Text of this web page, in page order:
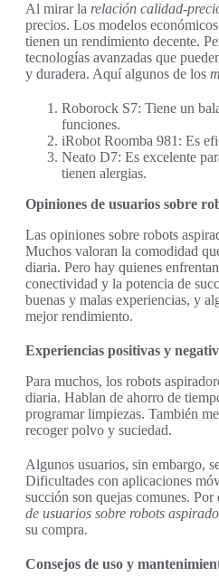
Al mirar la relación calidad-
precios. Los modelos
tienen un rendimiento decente.
tecnologías avanzadas que
y duradera. Aquí algunos de los
Roborock S7: Tiene un
funciones.
iRobot Roomba 981: Es
Neato D7: Es excelente
tienen alergias.
Opiniones de usuarios sobre
Las opiniones sobre robots
Muchos valoran la comodidad
diaria. Pero hay quienes
conectividad y la potencia de
buenas y malas experiencias, y
mejor rendimiento.
Experiencias positivas y
Para muchos, los robots
diaria. Hablan de ahorro de
programar limpiezas. También
recoger polvo y suciedad.
Algunos usuarios, sin embargo,
Dificultades con aplicaciones
succión son quejas comunes. Por
de usuarios sobre robots
su compra.
Consejos de uso y